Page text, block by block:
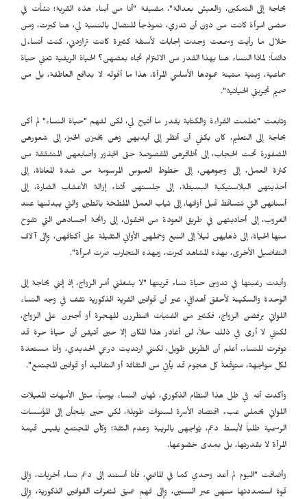
بحاجة إلى التمكين، والعيش بعدالة"، مضيفة "أنا من أبناء هذه القرية؛ نشأت في
حضن امرأة كانت من دون أن تدري، نموذجاً للنضال بالنسبة لي، هنا كبرت، ومن
خلال ما رأيت وسمعت وجدت إجابات لأسئلة كثيرة كانت تراودني، كنت أتساءل
دائماً: لماذا النساء هنا بهذا القدر من الالتزام تجاه بعضهن؟ الحياة الريفية تعني حياة
جماعية، وبنية متينة عمودها الأساسي المرأة، هذا ما أقوله لا بدافع العاطفة، بل من
صميم تجربتي الحياتية".
وتابعت "تعلمت القراءة والكتابة بقدر ما أتيح لي، لكن لفهم "حياة النساء" لم أكن
بحاجة إلى التعليم، كان يكفي أن أنظر إلى أيديهن وهن يخبزن الخبز، إلى شعورهن
المضفورة تحت الحجاب، إلى أظافرهن المقصوصة حتى الجذور وأصابعهن المتشققة من
كثرة العمل، إلى وجوههن، إلى خطوط العبوس المرسومة من شدة المعاناة، إلى
أحذيتهن البلاستيكية البسيطة، إلى جلستهن أثناء إزالة الأعشاب الضارة، إلى
أسنانهن التي تتساقط قبل أوانها، إلى ثياب العمل الملطخة بالطين والتي يبدلنها عند
الغروب، إلى أحاديثهن في طريق العودة من الحقول، إلى رائحة أجسادهن التي تفوح
منها الحياة، إلى ذهابهن ليلاً إلى النبع وحملهن الأواني الثقيلة على أكتافهن، وإلى آلاف
التفاصيل الأخرى، بهذه المشاهد كبرت، وبهذه التجارب صرت امرأة".
وأبدت رغبتها في تدوين حياة نساء قريتها "لا يشغلني أمر الزواج، إذ إنني بحاجة إلى
الوحدة والسكينة لأحقق أهدافي، غير أن قوانين القرية الذكورية تقف في وجه النساء
اللواتي يرفضن الزواج، فكثير من الفتيات اضطررن للهجرة أو أجبرن على الزواج،
لكنني لا أرى في ذلك حلاً، لن أغادر هذا المكان إلا حين أتيقن أن حياةً حرة قد
توفرت للنساء، أعلم أن الطريق طويل، لكنني ارتديت درعي الحديدي، وأنا مستعدة
لكل مواجهة، متوقعةً كل هجوم قد يأتي من الثقافة أو التقاليد أو قوانين المجتمع".
وأكدت أنه في ظل هذا النظام الذكوري، تُهان النساء يومياً، مثل الأمهات المعيلات
اللواتي يحملن عبء اقتصاد الأسرة لسنوات طويلة، لكن حين يلجأن إلى المؤسسات
الرسمية طلباً لأبسط دعم، يُواجهن بالريبة وعدم الثقة؛ وكأن المجتمع يقيس قيمة
المرأة لا بقدرتها، بل بمدى خضوعها.
وأضافت "اليوم لم أعد وحدي كما في الماضي، فأنا أستند إلى دعم نساء أخريات، وإلى
قوة استمددتها منهن عبر السنين، وإلى فهمٍ عميق لثغرات القوانين الذكورية، وإلى